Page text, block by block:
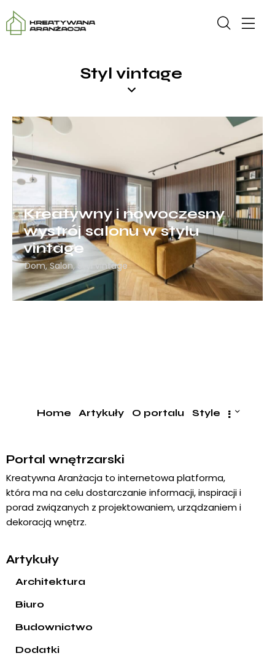
Styl vintage
Kreatywny i nowoczesny
wystrój salonu w stylu
vintage
Dom,Salon,Styl vintage
Home Artykuły O portalu Style
Portal wnętrzarski
Kreatywna Aranżacja to internetowa platforma,
która ma na celu dostarczanie informacji, inspiracji i
porad związanych z projektowaniem, urządzaniem i
dekoracją wnętrz.
Artykuły
Architektura
Biuro
Budownictwo
Dodatki